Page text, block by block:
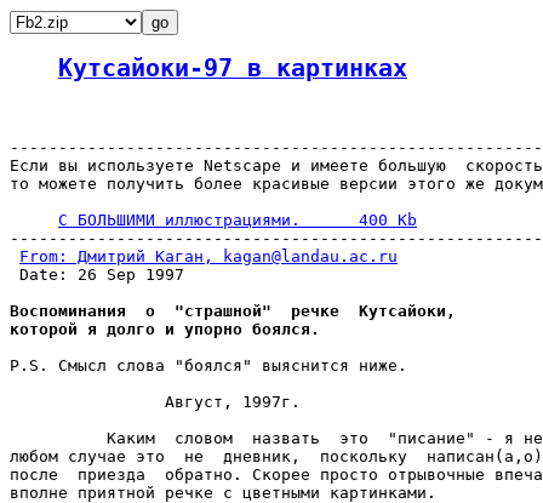
Кутсайоки-97 в картинках
Если вы используете Netscape и имеете большую
то можете получить более красивые версии этого же
С БОЛЬШИМИ иллюстрациями.      400 Kb
From: Дмитрий Каган, kagan@landau.ac.ru
Date: 26 Sep 1997
Воспоминания  о  "страшной"  речке  Кутсайоки,
которой я долго и упорно боялся.
P.S. Смысл слова "боялся" выяснится ниже.
Каким  словом  назвать  это  "писание" - я
любом случае это  не  дневник,  поскольку
после  приезда  обратно. Скорее просто отрывочные
вполне приятной речке с цветными картинками.